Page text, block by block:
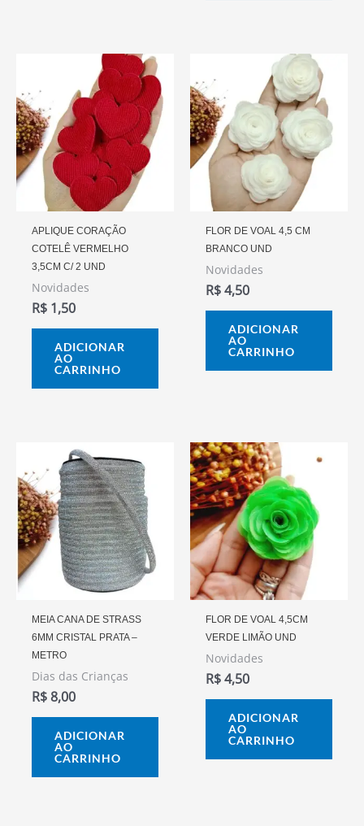
APLIQUE CORAÇÃO
COTELÊ VERMELHO
3,5CM C/ 2 UND
Novidades
R$ 1,50
ADICIONAR
AO
CARRINHO
FLOR DE VOAL 4,5 CM
BRANCO UND
Novidades
R$4,50
ADICIONAR
AO
CARRINHO
MEIA CANA DE STRASS
6MM CRISTAL PRATA –
METRO
Dias das Crianças
R$8,00
ADICIONAR
AO
CARRINHO
FLOR DE VOAL 4,5CM
VERDE LIMÃO UND
Novidades
R$4,50
ADICIONAR
AO
CARRINHO